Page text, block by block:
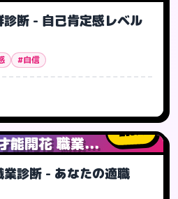
断 - 自己肯定感レベル
#自信
能開花 職業...
5人
診断 - あなたの適職